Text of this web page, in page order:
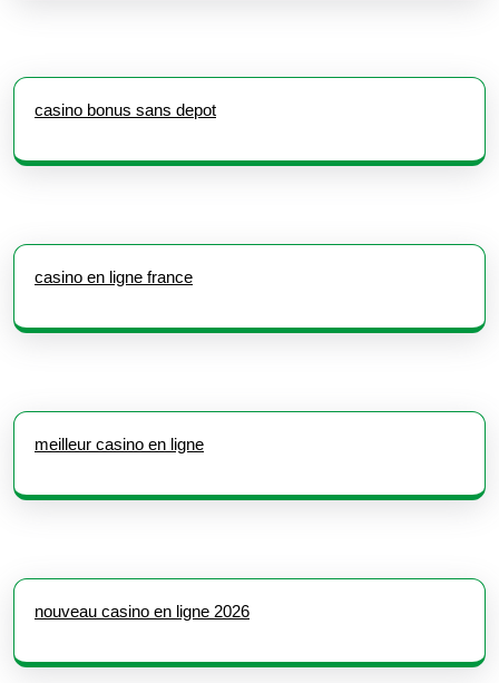
casino bonus sans depot
casino en ligne france
meilleur casino en ligne
nouveau casino en ligne 2026